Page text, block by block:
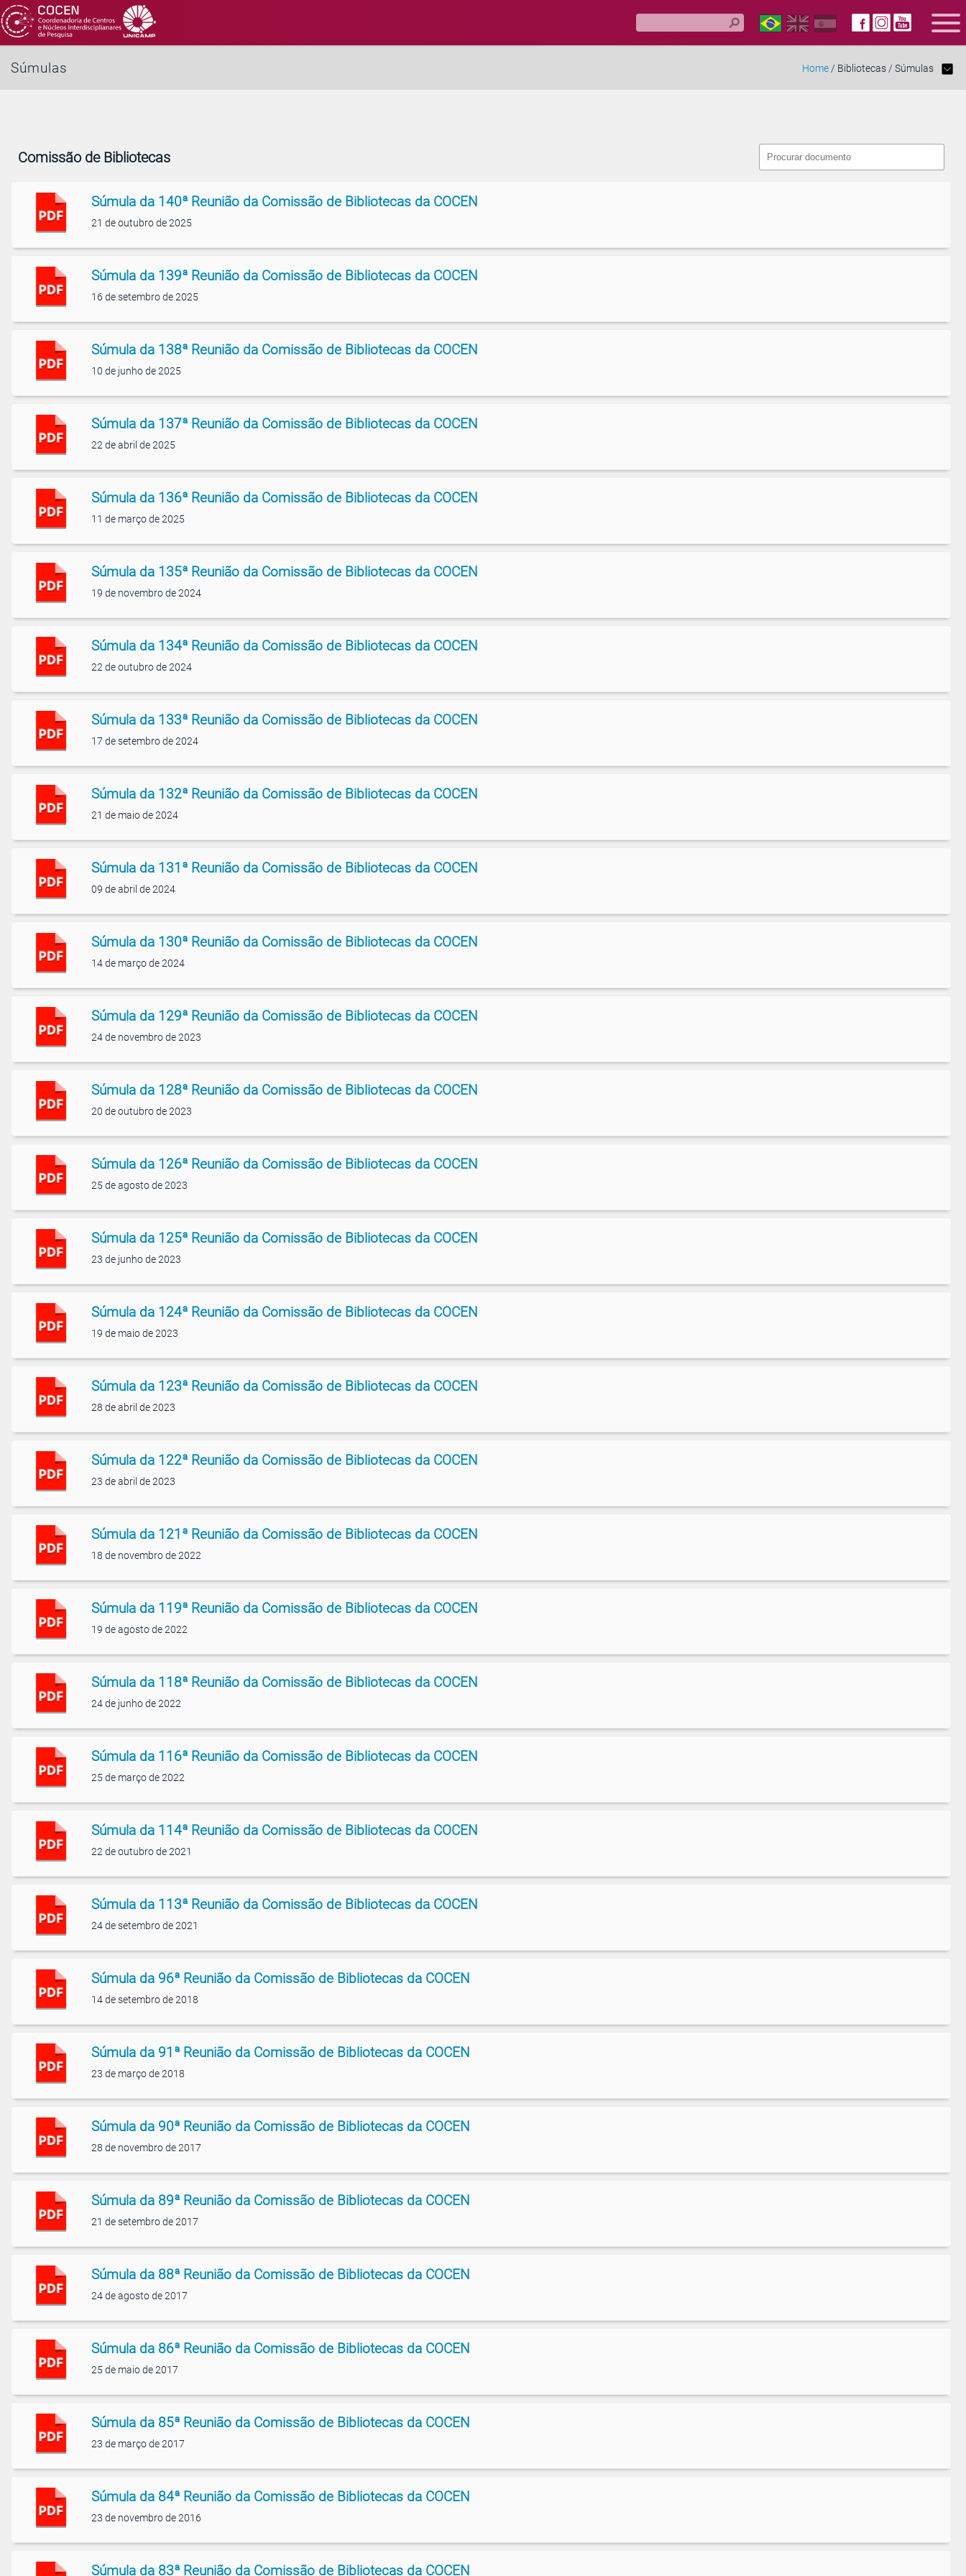
Súmulas Home/ Bibliotecas / Súmulas
Comissão de Bibliotecas
Súmula da 140ª Reunião da Comissão de Bibliotecas da COCEN
21 de outubro de 2025
Súmula da 139ª Reunião da Comissão de Bibliotecas da COCEN
16 de setembro de 2025
Súmula da 138ª Reunião da Comissão de Bibliotecas da COCEN
10 de junho de 2025
Súmula da 137ª Reunião da Comissão de Bibliotecas da COCEN
22 de abril de 2025
Súmula da 136ª Reunião da Comissão de Bibliotecas da COCEN
11 de março de 2025
Súmula da 135ª Reunião da Comissão de Bibliotecas da COCEN
19 de novembro de 2024
Súmula da 134ª Reunião da Comissão de Bibliotecas da COCEN
22 de outubro de 2024
Súmula da 133ª Reunião da Comissão de Bibliotecas da COCEN
17 de setembro de 2024
Súmula da 132ª Reunião da Comissão de Bibliotecas da COCEN
21 de maio de 2024
Súmula da 131ª Reunião da Comissão de Bibliotecas da COCEN
09 de abril de 2024
Súmula da 130ª Reunião da Comissão de Bibliotecas da COCEN
14 de março de 2024
Súmula da 129ª Reunião da Comissão de Bibliotecas da COCEN
24 de novembro de 2023
Súmula da 128ª Reunião da Comissão de Bibliotecas da COCEN
20 de outubro de 2023
Súmula da 126ª Reunião da Comissão de Bibliotecas da COCEN
25 de agosto de 2023
Súmula da 125ª Reunião da Comissão de Bibliotecas da COCEN
23 de junho de 2023
Súmula da 124ª Reunião da Comissão de Bibliotecas da COCEN
19 de maio de 2023
Súmula da 123ª Reunião da Comissão de Bibliotecas da COCEN
28 de abril de 2023
Súmula da 122ª Reunião da Comissão de Bibliotecas da COCEN
23 de abril de 2023
Súmula da 121ª Reunião da Comissão de Bibliotecas da COCEN
18 de novembro de 2022
Súmula da 119ª Reunião da Comissão de Bibliotecas da COCEN
19 de agosto de 2022
Súmula da 118ª Reunião da Comissão de Bibliotecas da COCEN
24 de junho de 2022
Súmula da 116ª Reunião da Comissão de Bibliotecas da COCEN
25 de março de 2022
Súmula da 114ª Reunião da Comissão de Bibliotecas da COCEN
22 de outubro de 2021
Súmula da 113ª Reunião da Comissão de Bibliotecas da COCEN
24 de setembro de 2021
Súmula da 96ª Reunião da Comissão de Bibliotecas da COCEN
14 de setembro de 2018
Súmula da 91ª Reunião da Comissão de Bibliotecas da COCEN
23 de março de 2018
Súmula da 90ª Reunião da Comissão de Bibliotecas da COCEN
28 de novembro de 2017
Súmula da 89ª Reunião da Comissão de Bibliotecas da COCEN
21 de setembro de 2017
Súmula da 88ª Reunião da Comissão de Bibliotecas da COCEN
24 de agosto de 2017
Súmula da 86ª Reunião da Comissão de Bibliotecas da COCEN
25 de maio de 2017
Súmula da 85ª Reunião da Comissão de Bibliotecas da COCEN
23 de março de 2017
Súmula da 84ª Reunião da Comissão de Bibliotecas da COCEN
23 de novembro de 2016
Súmula da 83ª Reunião da Comissão de Bibliotecas da COCEN